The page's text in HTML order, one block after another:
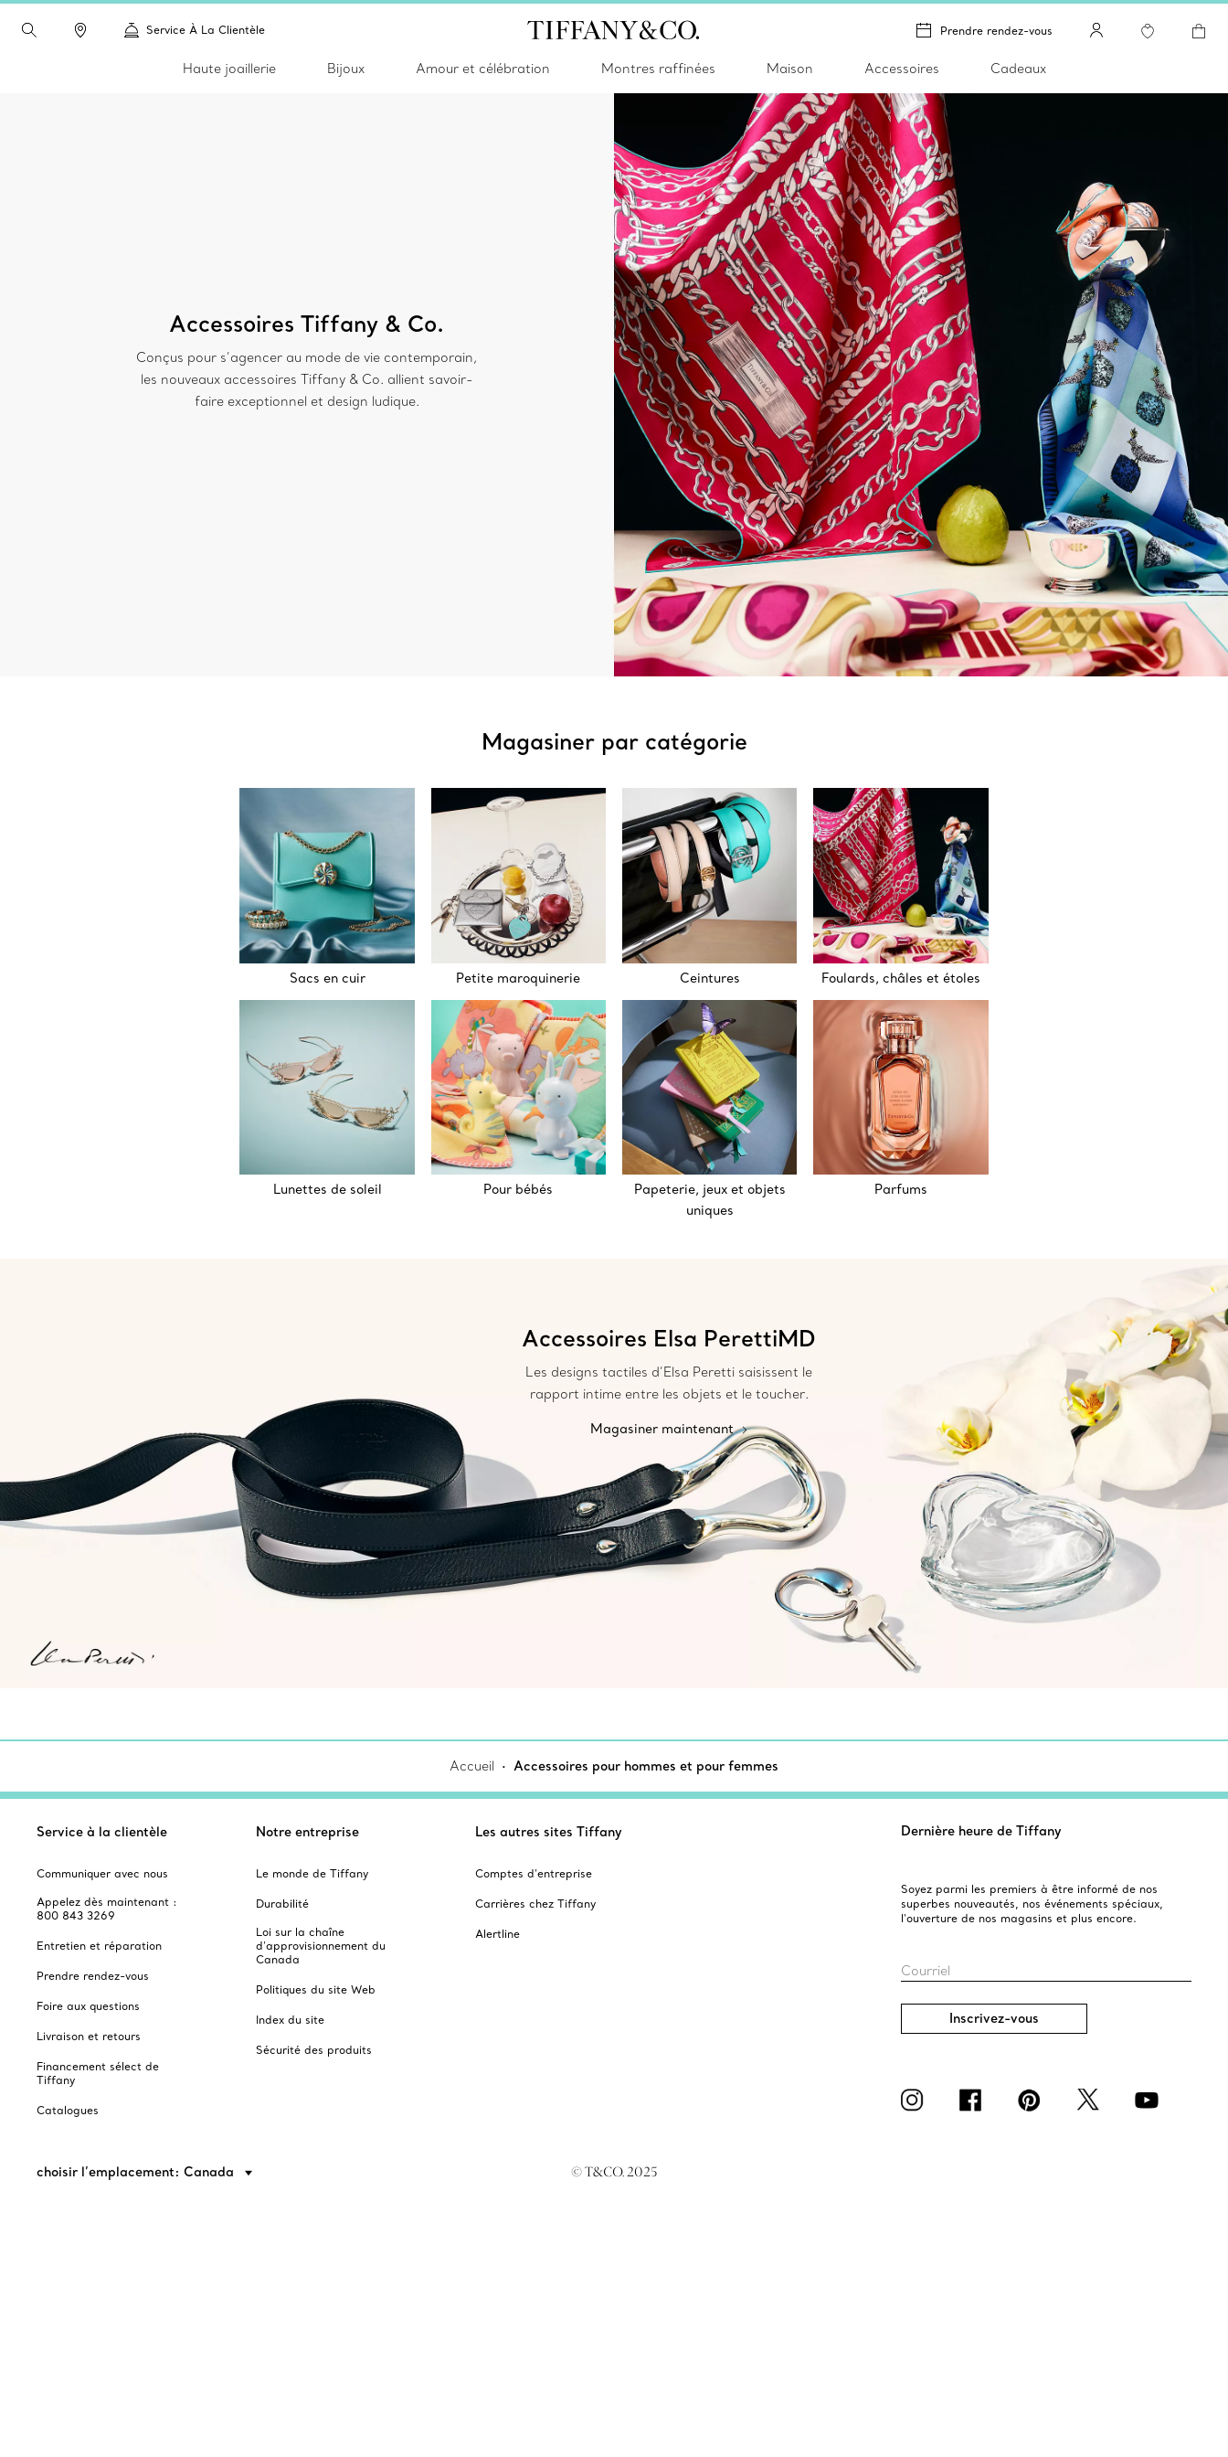
Service À La Clientèle Prendre rendez-vous
Haute joaillerie Bijoux Amour et célébration Montres raffinées Maison Accessoires Cadeaux
Accessoires Tiffany & Co.
Conçus pour s’agencer au mode de vie contemporain,
les nouveaux accessoires Tiffany & Co. allient savoir-
faire exceptionnel et design ludique.
Magasiner par catégorie
Sacs en cuir Petite maroquinerie Ceintures Foulards, châles et étoles
Lunettes de soleil Pour bébés
Papeterie, jeux et objets
uniques
Parfums
Accessoires Elsa PerettiMD
Les designs tactiles d’Elsa Peretti saisissent le
rapport intime entre les objets et le toucher.
Magasiner maintenant
Accueil Accessoires pour hommes et pour femmes
Service à la clientèle
Communiquer avec nous
Appelez dès maintenant :
800 843 3269
Entretien et réparation
Prendre rendez-vous
Foire aux questions
Livraison et retours
Financement sélect de
Tiffany
Catalogues
Notre entreprise
Le monde de Tiffany
Durabilité
Loi sur la chaîne
d'approvisionnement du
Canada
Politiques du site Web
Index du site
Sécurité des produits
Les autres sites Tiffany
Comptes d’entreprise
Carrières chez Tiffany
Alertline
Dernière heure de Tiffany
Soyez parmi les premiers à être informé de nos
superbes nouveautés, nos événements spéciaux,
l’ouverture de nos magasins et plus encore.
Courriel
Inscrivez-vous
choisir l’emplacement: Canada © T&CO. 2025